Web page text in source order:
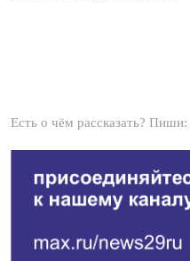
Есть о чём рассказать? Пиши: